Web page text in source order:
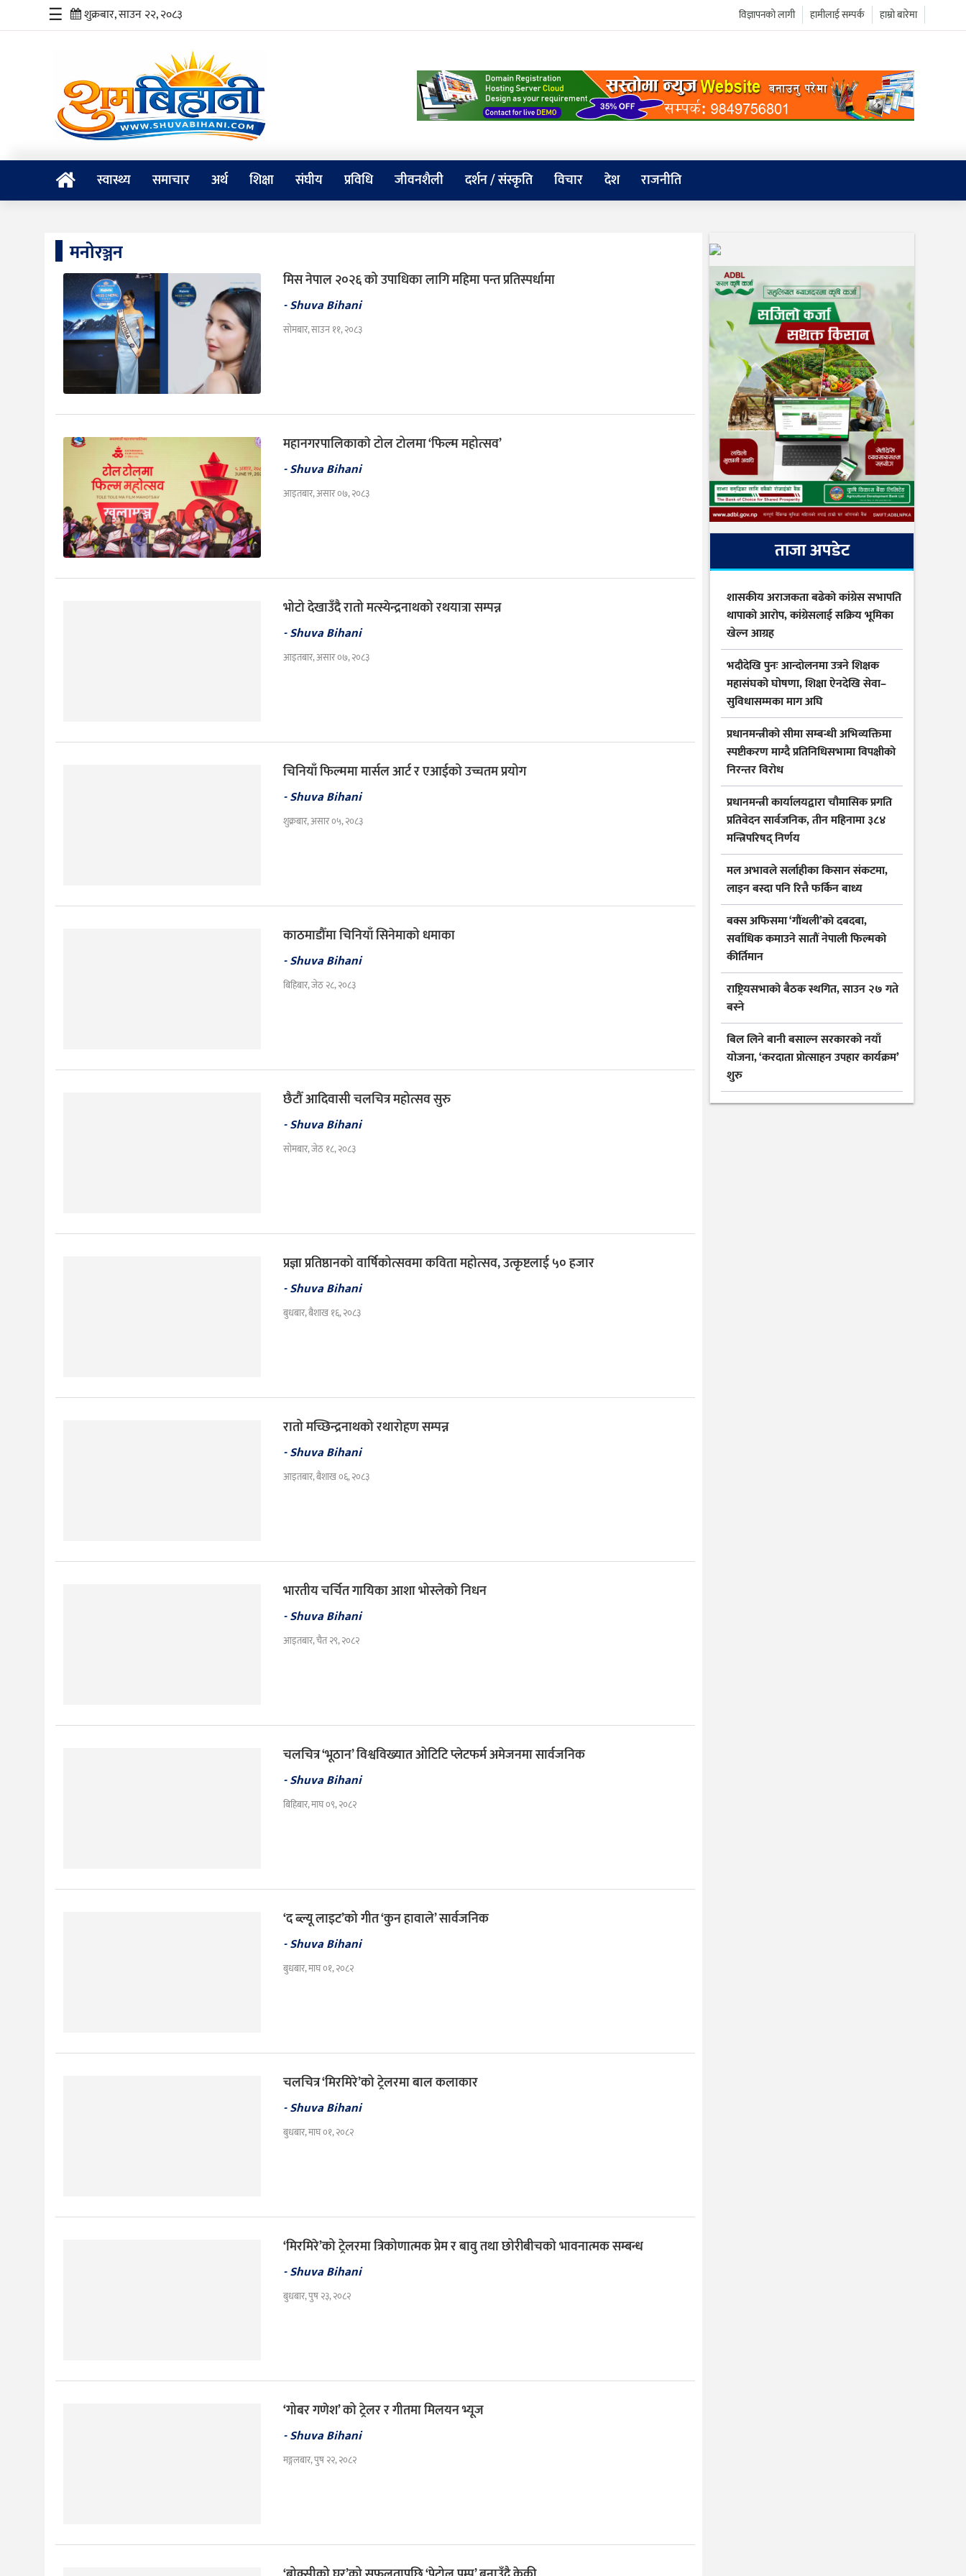
समाचार
संघीय
जीवनशैली
राजनीति
☰ शुक्रबार, साउन २२, २०८३ हाम्रो बारेमा
हामीलाई सम्पर्क
विज्ञापनको लागी
स्वास्थ्य समाचार अर्थ शिक्षा संघीय प्रविधि जीवनशैली दर्शन / संस्कृति विचार देश राजनीति
मनोरञ्जन
मिस नेपाल २०२६ को उपाधिका लागि महिमा पन्त प्रतिस्पर्धामा
- Shuva Bihani
सोमबार, साउन ११, २०८३
महानगरपालिकाकाे टोल टोलमा ‘फिल्म महोत्सव’
- Shuva Bihani
आइतबार, असार ०७, २०८३
भोटो देखाउँदै रातो मत्स्येन्द्रनाथको रथयात्रा सम्पन्न
- Shuva Bihani
आइतबार, असार ०७, २०८३
चिनियाँ फिल्ममा मार्सल आर्ट र एआईको उच्चतम प्रयोग
- Shuva Bihani
शुक्रबार, असार ०५, २०८३
काठमाडौँमा चिनियाँ सिनेमाको धमाका
- Shuva Bihani
बिहिबार, जेठ २८, २०८३
छैटौँ आदिवासी चलचित्र महोत्सव सुरु
- Shuva Bihani
सोमबार, जेठ १८, २०८३
प्रज्ञा प्रतिष्ठानको वार्षिकोत्सवमा कविता महोत्सव, उत्कृष्टलाई ५० हजार
- Shuva Bihani
बुधबार, बैशाख १६, २०८३
रातो मच्छिन्द्रनाथको रथारोहण सम्पन्न
- Shuva Bihani
आइतबार, बैशाख ०६, २०८३
भारतीय चर्चित गायिका आशा भोस्लेको निधन
- Shuva Bihani
आइतबार, चैत २९, २०८२
चलचित्र ‘भूठान’ विश्वविख्यात ओटिटि प्लेटफर्म अमेजनमा सार्वजनिक
- Shuva Bihani
बिहिबार, माघ ०९, २०८२
‘द ब्ल्यू लाइट’को गीत ‘कुन हावाले’ सार्वजनिक
- Shuva Bihani
बुधबार, माघ ०१, २०८२
चलचित्र ‘मिरमिरे’को ट्रेलरमा बाल कलाकार
- Shuva Bihani
बुधबार, माघ ०१, २०८२
‘मिरमिरे’को ट्रेलरमा त्रिकोणात्मक प्रेम र बावु तथा छोरीबीचको भावनात्मक सम्बन्ध
- Shuva Bihani
बुधबार, पुष २३, २०८२
‘गोबर गणेश’ को ट्रेलर र गीतमा मिलयन भ्यूज
- Shuva Bihani
मङ्गलबार, पुष २२, २०८२
ताजा अपडेट
शासकीय अराजकता बढेको कांग्रेस सभापति
थापाको आरोप, कांग्रेसलाई सक्रिय भूमिका
खेल्न आग्रह
भदौदेखि पुनः आन्दोलनमा उत्रने शिक्षक
महासंघको घोषणा, शिक्षा ऐनदेखि सेवा–
सुविधासम्मका माग अघि
प्रधानमन्त्रीको सीमा सम्बन्धी अभिव्यक्तिमा
स्पष्टीकरण माग्दै प्रतिनिधिसभामा विपक्षीको
निरन्तर विरोध
प्रधानमन्त्री कार्यालयद्वारा चौमासिक प्रगति
प्रतिवेदन सार्वजनिक, तीन महिनामा ३८४
मन्त्रिपरिषद् निर्णय
मल अभावले सर्लाहीका किसान संकटमा,
लाइन बस्दा पनि रित्तै फर्किन बाध्य
बक्स अफिसमा ‘गौंथली’को दबदबा,
सर्वाधिक कमाउने सातौं नेपाली फिल्मको
कीर्तिमान
राष्ट्रियसभाको बैठक स्थगित, साउन २७ गते
बस्ने
बिल लिने बानी बसाल्न सरकारको नयाँ
योजना, ‘करदाता प्रोत्साहन उपहार कार्यक्रम’
शुरु